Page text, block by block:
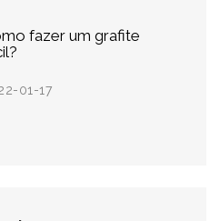
fazer um grafite
01-17